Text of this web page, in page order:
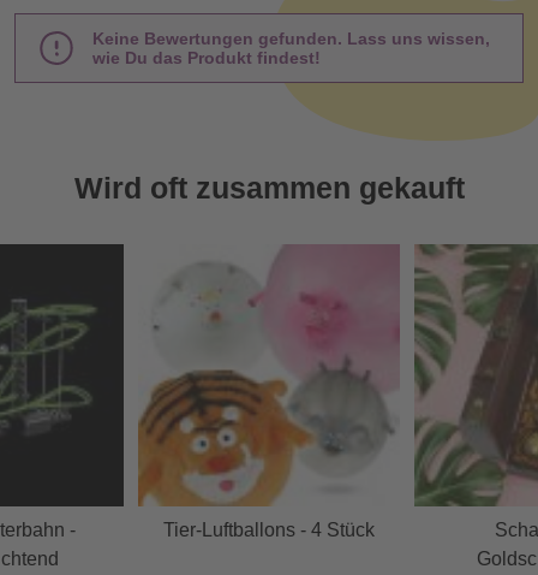
Keine Bewertungen gefunden. Lass uns wissen,
wie Du das Produkt findest!
Wird oft zusammen gekauft
-
Tier-Luftballons - 4 Stück